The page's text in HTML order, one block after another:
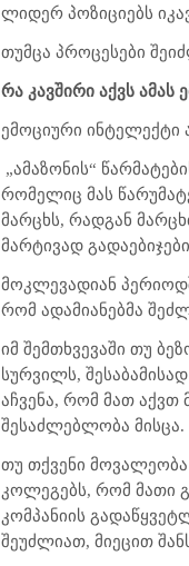
ლიდერ პოზიციებს
თუმცა პროცესები
რა კავშირი აქვს
ემოციური ინტელექტი
„ამაზონის“
რომელიც მას
მარცხს, რადგან
მარტივად
მოკლევადიან
რომ ადამიანებმა
იმ შემთხვევაში თუ
სურვილს,
აჩვენა, რომ მათ აქვთ
შესაძლებლობა მისცა.
თუ თქვენი
კოლეგებს, რომ მათი
კომპანიის
შეუძლიათ, მიეცით